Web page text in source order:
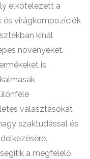
elkötelezett a
és virágkompozíciók
kínál
növényeket.
is
választásokat
szaktudással és
a megfelelő